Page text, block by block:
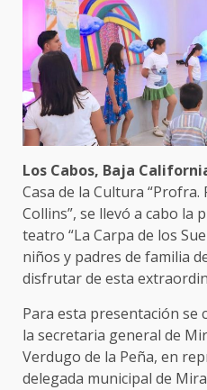
Los Cabos, Baja
Casa de la Cultura “Profra.
Collins”, se llevó a cabo la
teatro “La Carpa de los
niños y padres de familia
disfrutar de esta
Para esta presentación se
la secretaria general de
Verdugo de la Peña, en
delegada municipal de